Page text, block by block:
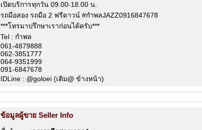
เปิดบริการทุกวัน 09.00-18.00 น.
รถมือสอง รถมือ 2 ฟรีดาวน์ #กำพลJAZZ0916847678
***โทรมาปรึกษาเราก่อนได้ครับ***
Tel : กำพล
061-4879888
062-3851777
064-9351999
091-6847678
IDLine : @goloei (เติม@ ข้างหน้า)
ข้อมูลผู้ขาย Seller Info